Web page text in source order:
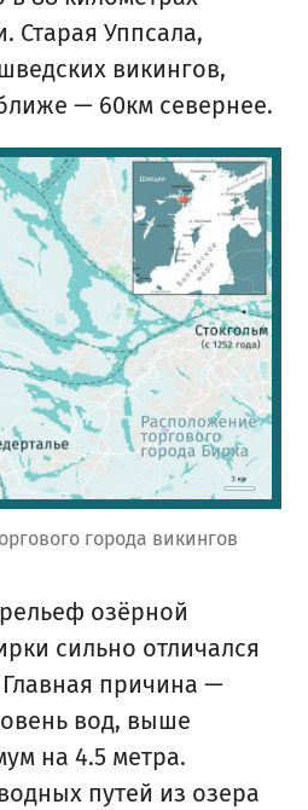
Старая Уппсала,
викингов,
— 60км севернее.
города викингов
озёрной
сильно отличался
причина —
вод, выше
на 4.5 метра.
путей из озера